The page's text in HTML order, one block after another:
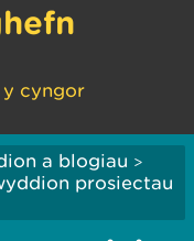
cyngor
a blogiau >
prosiectau